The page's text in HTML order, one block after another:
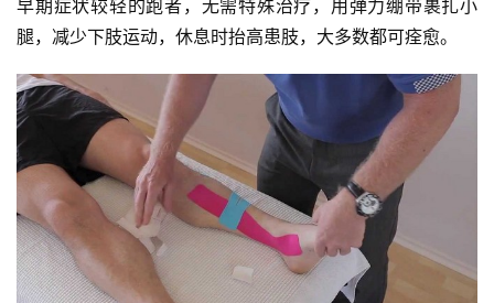
练
视
频
用
户
精
早期症状较轻的跑者，无需特殊治疗，用弹力绷带裹扎小
腿，减少下肢运动，休息时抬高患肢，大多数都可痊愈。